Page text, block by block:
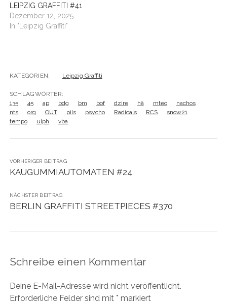
LEIPZIG GRAFFITI #41
Dezember 12, 2025
In "Leipzig Graffiti"
KATEGORIEN: Leipzig Graffiti
SCHLAGWÖRTER:
135
45 ap bdg bm bof dzire hä mteo
nachos
nts
org OUT pils psycho Radicals RCS
snow21
tempo
ulph vba
VORHERIGER BEITRAG
KAUGUMMIAUTOMATEN #24
NÄCHSTER BEITRAG
BERLIN GRAFFITI STREETPIECES #370
Schreibe einen Kommentar
Deine E-Mail-Adresse wird nicht veröffentlicht.
Erforderliche Felder sind mit * markiert